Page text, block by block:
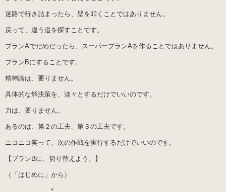
迷路で行き詰まったら、壁を叩くことではありません。
戻って、違う道を探すことです。
プランAでだめだったら、スーパープランAを作ることではありません。
プランBにすることです。
精神論は、要りません。
具体的な解決策を、淡々とするだけでいいのです。
力は、要りません。
あるのは、第２の工夫、第３の工夫です。
ニコニコ笑って、次の作戦を実行するだけでいいのです。
【プランBに、切り替えよう。】
（「はじめに」から）